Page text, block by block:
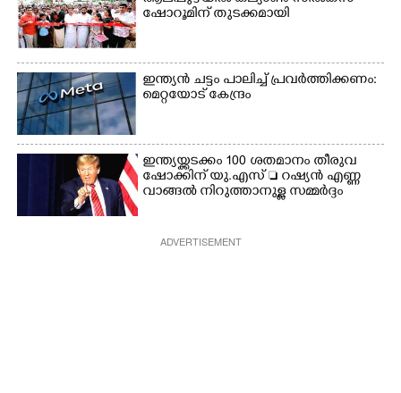
ഷോറൂമിന് തുടക്കമായി
ഇന്ത്യൻ ചട്ടം പാലിച്ച് പ്രവർത്തിക്കണം:
മെറ്റയോട് കേന്ദ്രം
ഇന്ത്യയ്ക്കടക്കം 100 ശതമാനം തീരുവ
ഷോക്കിന് യു.എസ്  റഷ്യൻ എണ്ണ
വാങ്ങൽ നിറുത്താനുള്ള സമ്മർദ്ദം
ADVERTISEMENT